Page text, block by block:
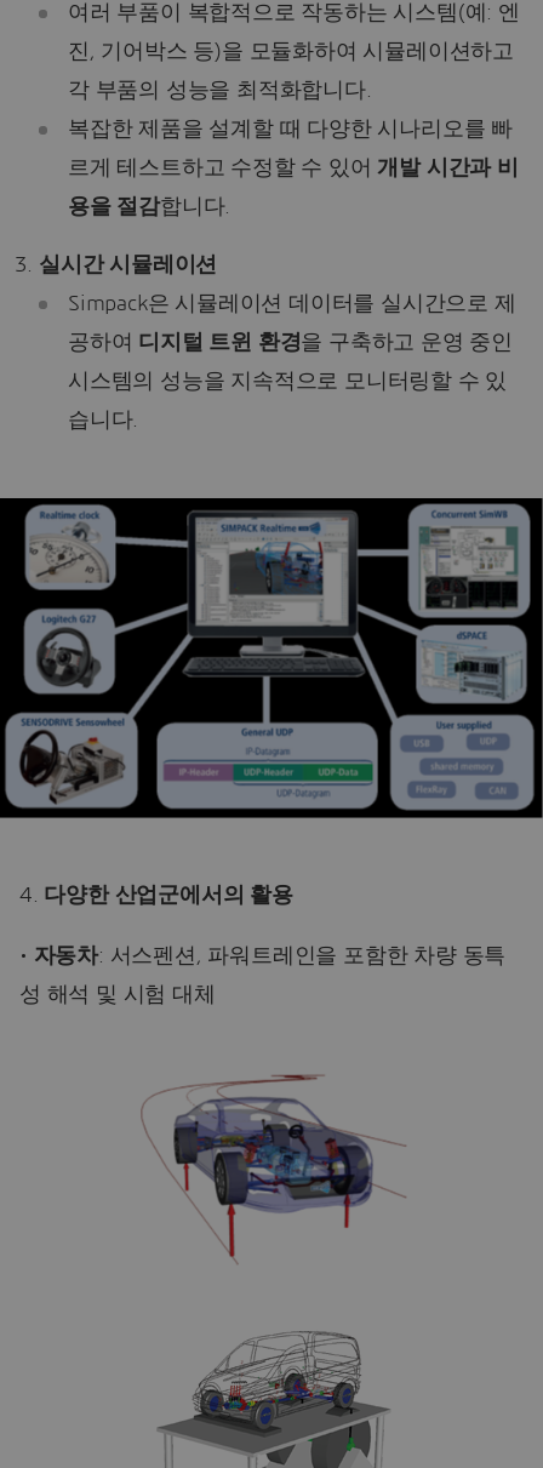
여러 부품이 복합적으로 작동하는 시스템(예: 엔
진, 기어박스 등)을 모듈화하여 시뮬레이션하고
각 부품의 성능을 최적화합니다.
복잡한 제품을 설계할 때 다양한 시나리오를 빠
르게 테스트하고 수정할 수 있어개발 시간과 비
용을 절감합니다.
실시간 시뮬레이션
Simpack은 시뮬레이션 데이터를 실시간으로 제
공하여 디지털 트윈 환경을 구축하고 운영 중인
시스템의 성능을 지속적으로 모니터링할 수 있
습니다.
4. 다양한 산업군에서의 활용
• 자동차: 서스펜션, 파워트레인을 포함한 차량 동특
성 해석 및 시험 대체